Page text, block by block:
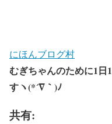
にほんブログ村
むぎちゃんのために1日1
すヽ(*´∇ ｀ )ﾉ
共有: